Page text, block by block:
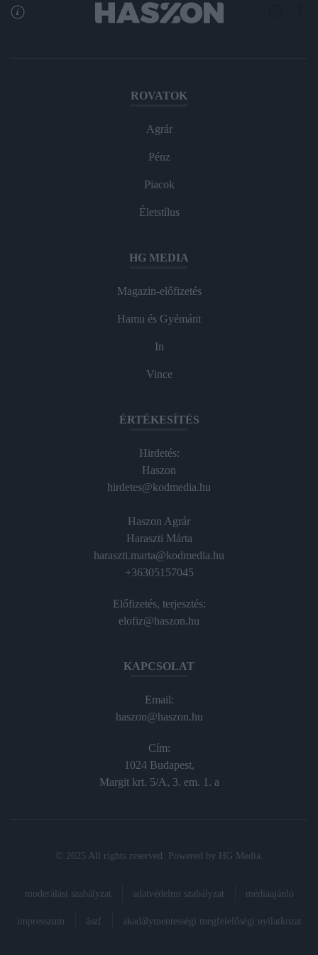
ROVATOK
Agrár
Pénz
Piacok
Életstílus
HG MEDIA
Magazin-előfizetés
Hamu és Gyémánt
In
Vince
ÉRTÉKESÍTÉS
Hirdetés:
Haszon
hirdetes@kodmedia.hu
Haszon Agrár
Haraszti Márta
haraszti.marta@kodmedia.hu
+36305157045
Előfizetés, terjesztés:
elofiz@haszon.hu
KAPCSOLAT
Email:
haszon@haszon.hu
Cím:
1024 Budapest,
Margit krt. 5/A, 3. em. 1. a
© 2025 All rights reserved. Powered by HG Media
moderálási szabályzat adatvédelmi szabályzat médiaajánló
impresszum ászf akadálymentességi megfelelőségi nyilatkozat